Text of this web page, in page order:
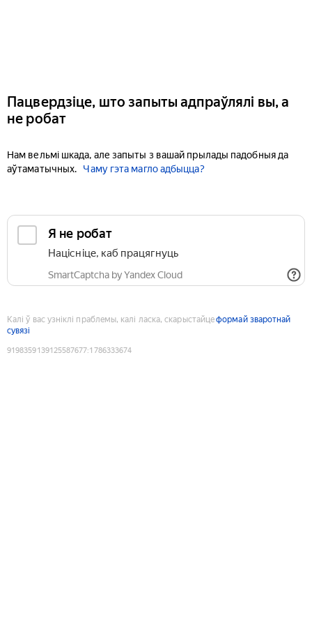
Пацвердзіце, што запыты адпраўлялі вы, а
не робат
Нам вельмі шкада, але запыты з вашай прылады падобныя да
аўтаматычных.
Чаму гэта магло адбыцца?
Я не робат
Націсніце, каб працягнуць
SmartCaptcha by Yandex Cloud
Калі ў вас узніклі праблемы, калі ласка, скарыстайцеформай зваротнай
сувязі
9198359139125587677:1786333674